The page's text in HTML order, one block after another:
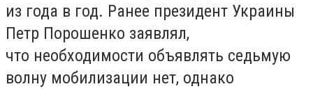
из года в год. Ранее президент Украины
Петр Порошенко заявлял,
что необходимости объявлять седьмую
волну мобилизации нет, однако